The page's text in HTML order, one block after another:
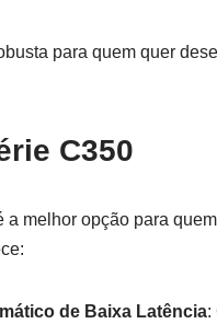
para quem quer
C350
a melhor opção para
de Baixa Latência: